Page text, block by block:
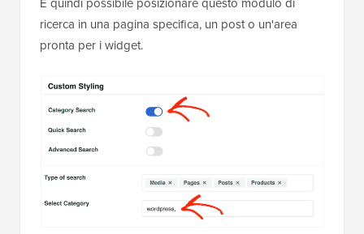
ricerca in una pagina specifica, un post o un'area
pronta per i widget.